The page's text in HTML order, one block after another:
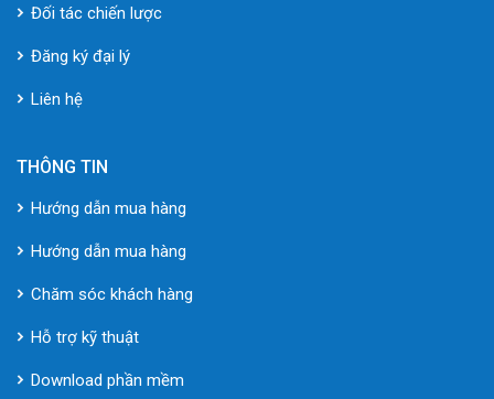
Đối tác chiến lược
Đăng ký đại lý
Liên hệ
THÔNG TIN
Hướng dẫn mua hàng
Hướng dẫn mua hàng
Chăm sóc khách hàng
Hỗ trợ kỹ thuật
Download phần mềm